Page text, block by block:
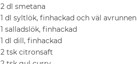
2 dl smetana
1 dl syltlök, finhackad och väl avrunnen
1 salladslök, finhackad
1 dl dill, finhackad
2 tsk citronsaft